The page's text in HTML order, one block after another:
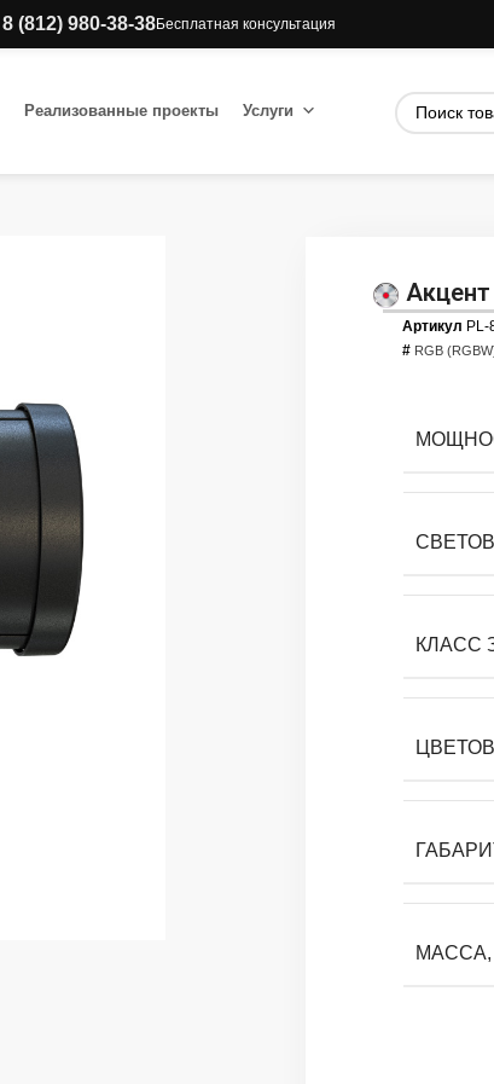
8 (812) 980-38-38Бесплатная консультация
Реализованные проекты Услуги
Акцент
Артикул PL-
# RGB
КЛАСС
МАССА,